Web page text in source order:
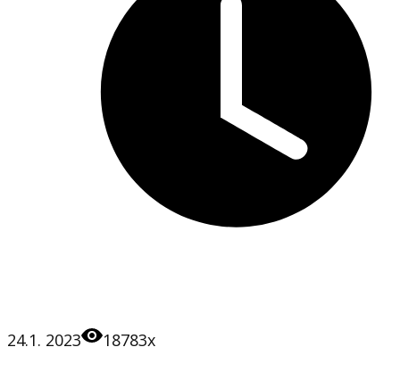
24.1. 2023 18783x